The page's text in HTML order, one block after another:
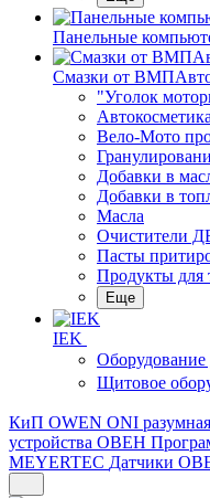
Панельные
Смазки от
"Уголок
Автокосметика
Вело-Мото
Добавки в
Добавки в
Масла
Очистители
Пасты
Продукты для
Еще
IEK
Оборудование
Щитовое
КиП OWEN ONI
устройства ОВЕН
MEYERTEC Датчики